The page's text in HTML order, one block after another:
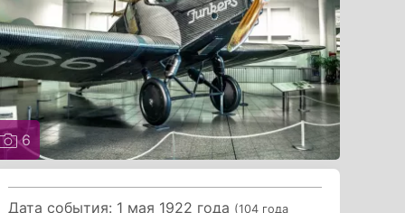
6
Дата события: 1 мая 1922 года (104 года